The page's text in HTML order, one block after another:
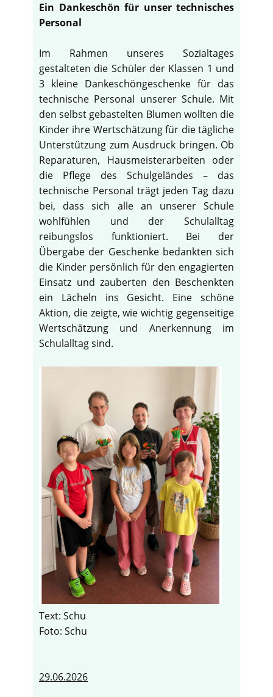
Ein Dankeschön für unser technisches
Personal
Im Rahmen unseres Sozialtages
gestalteten die Schüler der Klassen 1 und
3 kleine Dankeschöngeschenke für das
technische Personal unserer Schule. Mit
den selbst gebastelten Blumen wollten die
Kinder ihre Wertschätzung für die tägliche
Unterstützung zum Ausdruck bringen. Ob
Reparaturen, Hausmeisterarbeiten oder
die Pflege des Schulgeländes – das
technische Personal trägt jeden Tag dazu
bei, dass sich alle an unserer Schule
wohlfühlen und der Schulalltag
reibungslos funktioniert. Bei der
Übergabe der Geschenke bedankten sich
die Kinder persönlich für den engagierten
Einsatz und zauberten den Beschenkten
ein Lächeln ins Gesicht. Eine schöne
Aktion, die zeigte, wie wichtig gegenseitige
Wertschätzung und Anerkennung im
Schulalltag sind.
Text: Schu
Foto: Schu
29.06.2026